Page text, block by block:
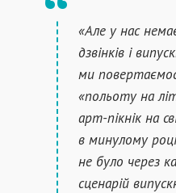
«Але у нас
дзвінків і
ми
«польоту на
арт-пікнік на
в минулому
не було через
сценарій